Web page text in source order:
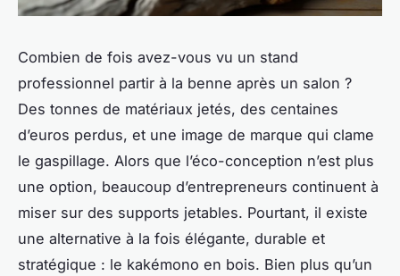
Combien de fois avez-vous vu un stand
professionnel partir à la benne après un salon ?
Des tonnes de matériaux jetés, des centaines
d’euros perdus, et une image de marque qui clame
le gaspillage. Alors que l’éco-conception n’est plus
une option, beaucoup d’entrepreneurs continuent à
miser sur des supports jetables. Pourtant, il existe
une alternative à la fois élégante, durable et
stratégique : le kakémono en bois. Bien plus qu’un